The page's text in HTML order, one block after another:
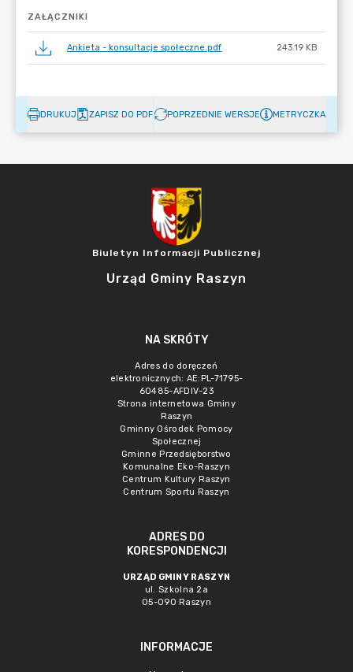
ZAŁĄCZNIKI
Ankieta - konsultacje społeczne.pdf 243.19 KB
DRUKUJ ZAPISZ DO PDF POPRZEDNIE WERSJE METRYCZKA
Biuletyn Informacji Publicznej
Urząd Gminy Raszyn
NA SKRÓTY
Adres do doręczeń
elektronicznych: AE:PL-71795-
60485-AFDIV-23
Strona internetowa Gminy
Raszyn
Gminny Ośrodek Pomocy
Społecznej
Gminne Przedsięborstwo
Komunalne Eko-Raszyn
Centrum Kultury Raszyn
Centrum Sportu Raszyn
ADRES DO
KORESPONDENCJI
URZĄD GMINY RASZYN
ul. Szkolna 2a
05-090 Raszyn
INFORMACJE